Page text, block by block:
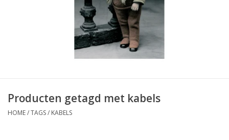
Magazines / Patronen / Boeken
Producten getagd met kabels
HOME/TAGS/ KABELS